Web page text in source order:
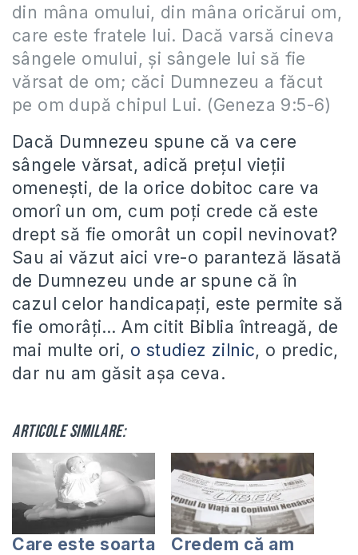
din mâna omului, din mâna oricărui om,
care este fratele lui. Dacă varsă cineva
sângele omului, şi sângele lui să fie
vărsat de om; căci Dumnezeu a făcut
pe om după chipul Lui. (Geneza 9:5-6)
Dacă Dumnezeu spune că va cere
sângele vărsat, adică preţul vieţii
omeneşti, de la orice dobitoc care va
omorî un om, cum poţi crede că este
drept să fie omorât un copil nevinovat?
Sau ai văzut aici vre-o paranteză lăsată
de Dumnezeu unde ar spune că în
cazul celor handicapaţi, este permite să
fie omorâţi… Am citit Biblia întreagă, de
mai multe ori, o studiez zilnic, o predic,
dar nu am găsit aşa ceva.
Articole similare:
Care este soarta
Credem că am